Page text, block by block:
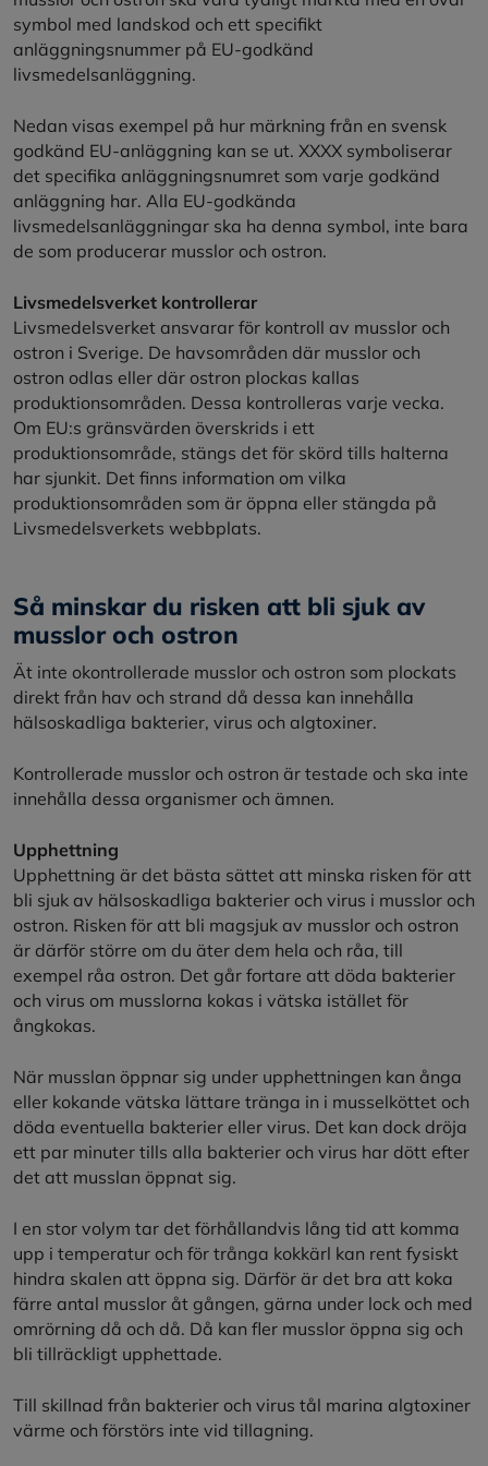
symbol med landskod och ett specifikt
anläggningsnummer på EU-godkänd
livsmedelsanläggning.
Nedan visas exempel på hur märkning från en svensk
godkänd EU-anläggning kan se ut. XXXX symboliserar
det specifika anläggningsnumret som varje godkänd
anläggning har. Alla EU-godkända
livsmedelsanläggningar ska ha denna symbol, inte bara
de som producerar musslor och ostron.
Livsmedelsverket kontrollerar
Livsmedelsverket ansvarar för kontroll av musslor och
ostron i Sverige. De havsområden där musslor och
ostron odlas eller där ostron plockas kallas
produktionsområden. Dessa kontrolleras varje vecka.
Om EU:s gränsvärden överskrids i ett
produktionsområde, stängs det för skörd tills halterna
har sjunkit. Det finns information om vilka
produktionsområden som är öppna eller stängda på
Livsmedelsverkets webbplats.
Så minskar du risken att bli sjuk av
musslor och ostron
Ät inte okontrollerade musslor och ostron som plockats
direkt från hav och strand då dessa kan innehålla
hälsoskadliga bakterier, virus och algtoxiner.
Kontrollerade musslor och ostron är testade och ska inte
innehålla dessa organismer och ämnen.
Upphettning
Upphettning är det bästa sättet att minska risken för att
bli sjuk av hälsoskadliga bakterier och virus i musslor och
ostron. Risken för att bli magsjuk av musslor och ostron
är därför större om du äter dem hela och råa, till
exempel råa ostron. Det går fortare att döda bakterier
och virus om musslorna kokas i vätska istället för
ångkokas.
När musslan öppnar sig under upphettningen kan ånga
eller kokande vätska lättare tränga in i musselköttet och
döda eventuella bakterier eller virus. Det kan dock dröja
ett par minuter tills alla bakterier och virus har dött efter
det att musslan öppnat sig.
I en stor volym tar det förhållandvis lång tid att komma
upp i temperatur och för trånga kokkärl kan rent fysiskt
hindra skalen att öppna sig. Därför är det bra att koka
färre antal musslor åt gången, gärna under lock och med
omrörning då och då. Då kan fler musslor öppna sig och
bli tillräckligt upphettade.
Till skillnad från bakterier och virus tål marina algtoxiner
värme och förstörs inte vid tillagning.